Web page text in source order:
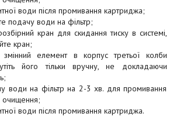
води після промивання картриджа;
подачу води на фільтр;
кран для скидання тиску в системі,
кран;
змінний елемент в корпус третьої колби
його тільки вручну, не докладаючи
води на фільтр на 2-3 хв. для промивання
очищення;
води після промивання картриджа.